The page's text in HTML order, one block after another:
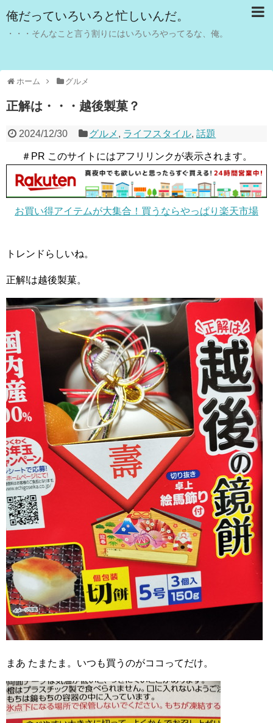
俺だっていろいろと忙しいんだ。
・・・そんなこと言う割りにはいろいろやってるな、俺。
ホーム グルメ
正解は・・・越後製菓？
2024/12/30 グルメ , ライフスタイル,話題
＃PR このサイトにはアフリリンクが表示されます。
お買い得アイテムが大集合！買うならやっぱり楽天市場
トレンドらしいね。
正解!は越後製菓。
まあ たまたま。いつも買うのがココってだけ。